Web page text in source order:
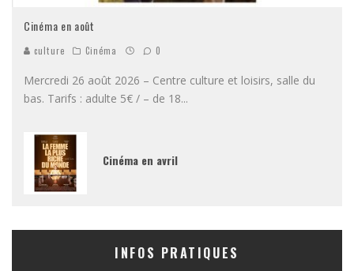
Cinéma en août
culture Cinéma 0
Mercredi 26 août 2026 – Centre culture et loisirs, salle du
bas. Tarifs : adulte 5€ / – de 18...
Cinéma en avril
INFOS PRATIQUES